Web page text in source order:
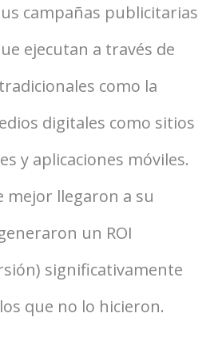
campañas publicitarias
ejecutan a través de
como la
digitales como sitios
y aplicaciones móviles.
mejor llegaron a su
un ROI
significativamente
que no lo hicieron.